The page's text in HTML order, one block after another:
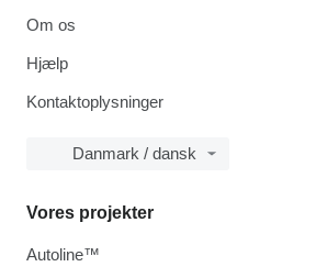
Om os
Hjælp
Kontaktoplysninger
Danmark / dansk
Vores projekter
Autoline™